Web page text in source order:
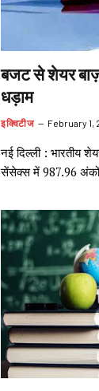
बजट से शेयर
धड़ाम
इक्विटीज February 1,
नई दिल्ली : भारतीय
सेंसेक्स में 987.96 अंकों